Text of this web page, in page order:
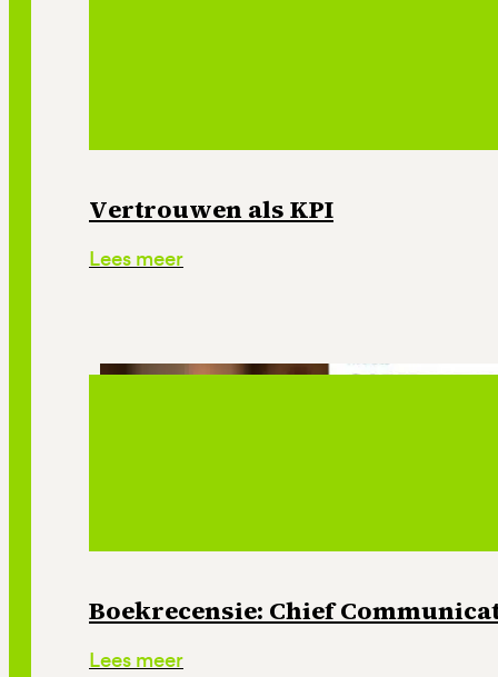
Vertrouwen als KPI
Lees meer
Boekrecensie: Chief
Lees meer